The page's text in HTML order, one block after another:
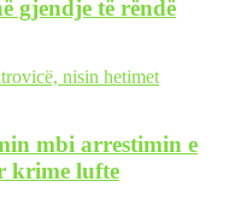
gjendje të rëndë
mbi arrestimin e
krime lufte